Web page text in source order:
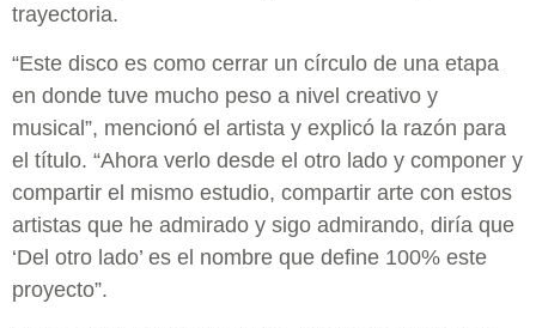
trayectoria.
“Este disco es como cerrar un círculo de una etapa
en donde tuve mucho peso a nivel creativo y
musical”, mencionó el artista y explicó la razón para
el título. “Ahora verlo desde el otro lado y componer y
compartir el mismo estudio, compartir arte con estos
artistas que he admirado y sigo admirando, diría que
‘Del otro lado’ es el nombre que define 100% este
proyecto”.